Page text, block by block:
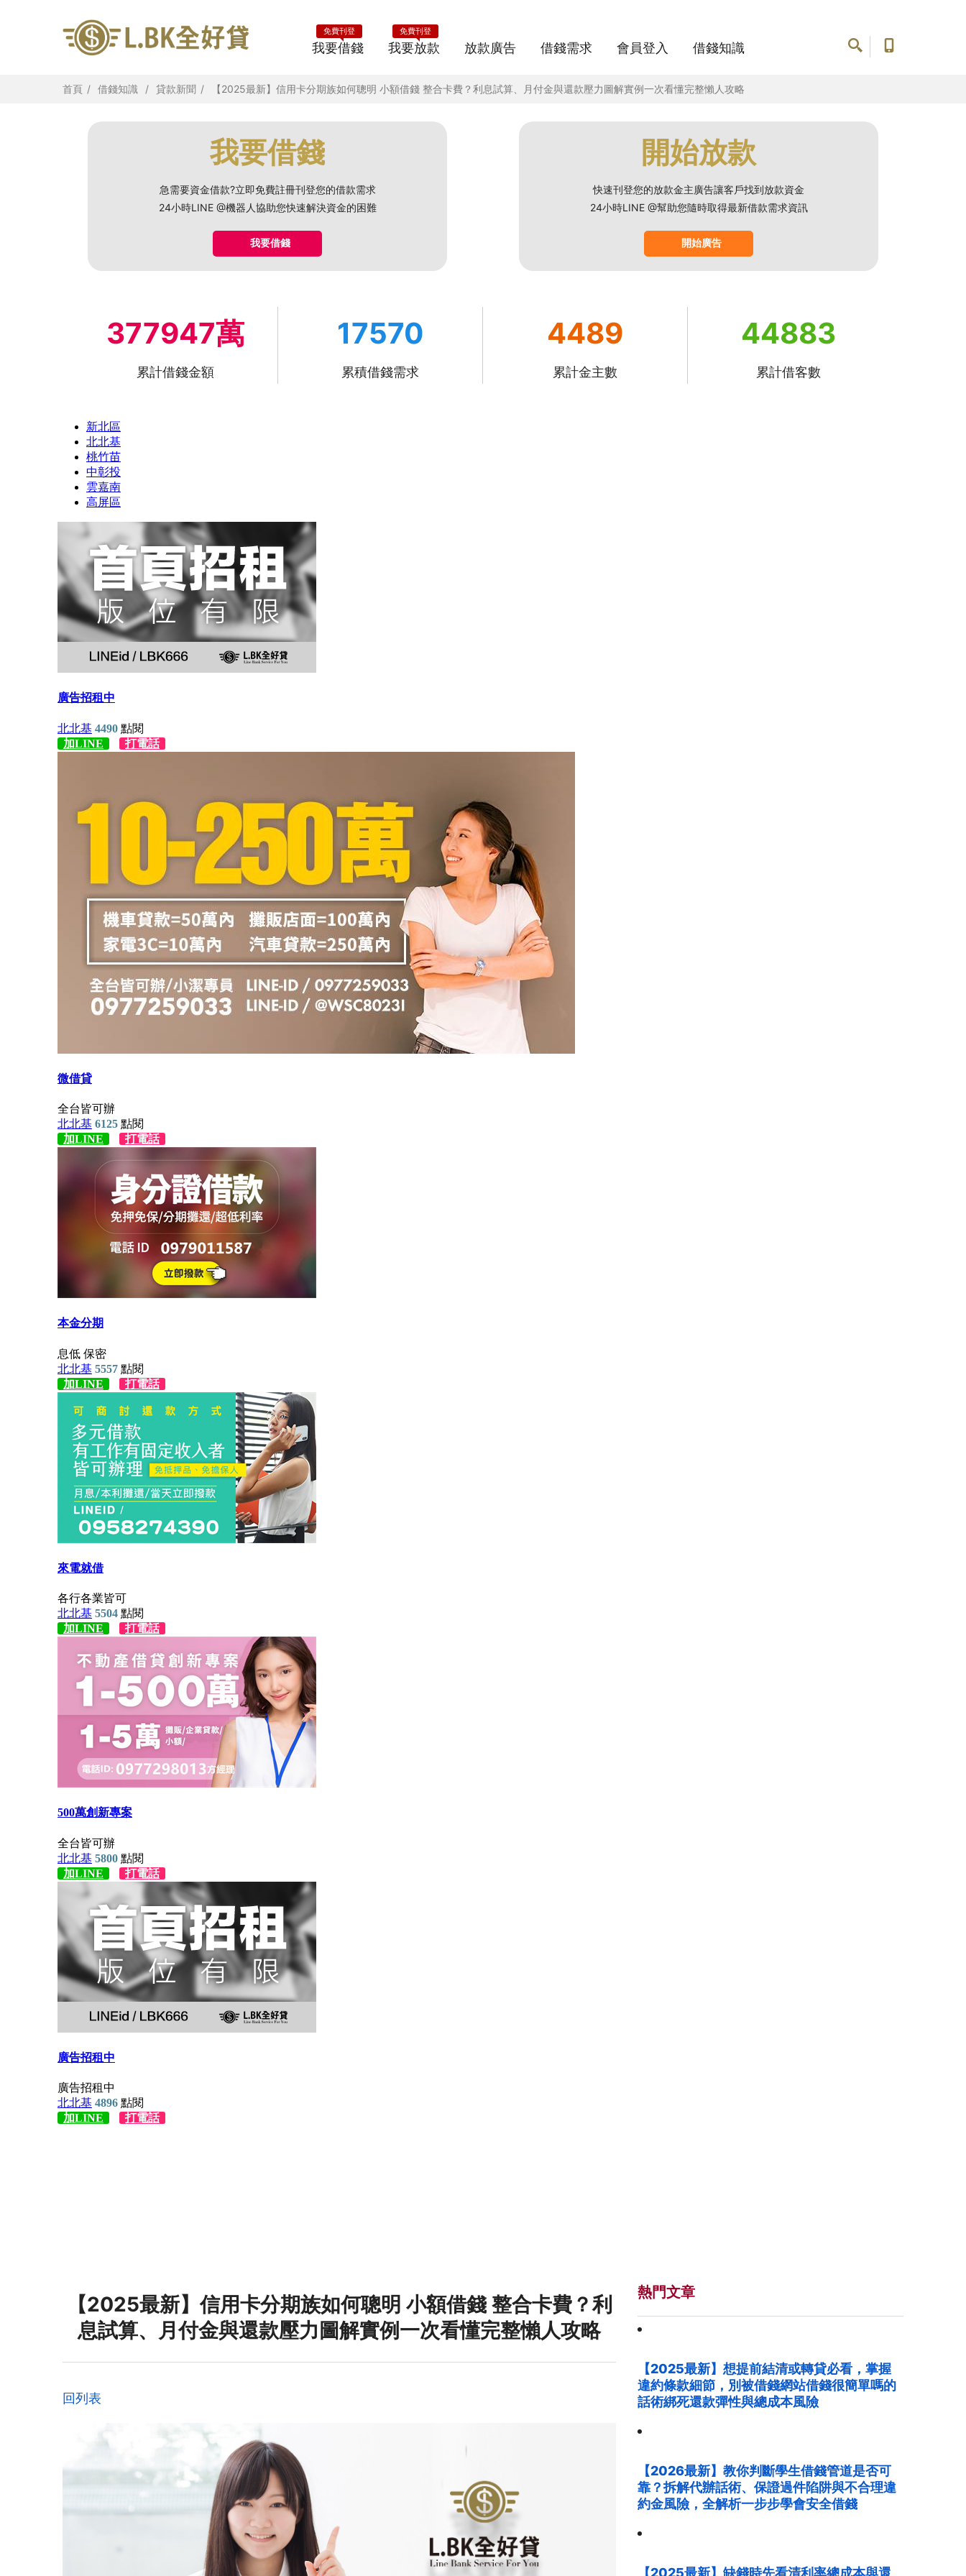
我要借錢
免費刊登
我要放款
免費刊登
放款廣告 借錢需求 會員登入 借錢知識
首頁 借錢知識 貸款新聞 【2025最新】信用卡分期族如何聰明 小額借錢 整合卡費？利息試算、月付金與還款壓力圖解實例一次看懂完整懶人攻略
我要借錢
急需要資金借款?立即免費註冊刊登您的借款需求
24小時LINE @機器人協助您快速解決資金的困難
我要借錢
開始放款
快速刊登您的放款金主廣告讓客戶找到放款資金
24小時LINE @幫助您隨時取得最新借款需求資訊
開始廣告
377947萬
累計借錢金額
17570
累積借錢需求
4489
累計金主數
44883
累計借客數
【2025最新】信用卡分期族如何聰明 小額借錢 整合卡費？利
息試算、月付金與還款壓力圖解實例一次看懂完整懶人攻略
回列表
熱門文章
【2025最新】想提前結清或轉貸必看，掌握
違約條款細節，別被借錢網站借錢很簡單嗎的
話術綁死還款彈性與總成本風險
【2026最新】教你判斷學生借錢管道是否可
靠？拆解代辦話術、保證過件陷阱與不合理違
約金風險，全解析一步步學會安全借錢
【2025最新】缺錢時先看清利率總成本與還